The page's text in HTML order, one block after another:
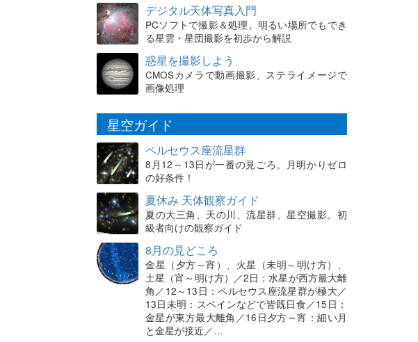
デジタル天体写真入門
PCソフトで撮影＆処理。明るい場所でもでき
る星雲・星団撮影を初歩から解説
惑星を撮影しよう
CMOSカメラで動画撮影、ステライメージで
画像処理
星空ガイド
ペルセウス座流星群
8月12～13日が一番の見ごろ。月明かりゼロ
の好条件！
夏休み 天体観察ガイド
夏の大三角、天の川、流星群、星空撮影。初
級者向けの観察ガイド
8月の見どころ
金星（夕方～宵）、火星（未明～明け方）、
土星（宵～明け方）／2日：水星が西方最大離
角／12～13日：ペルセウス座流星群が極大／
13日未明：スペインなどで皆既日食／15日：
金星が東方最大離角／16日夕方～宵：細い月
と金星が接近／…